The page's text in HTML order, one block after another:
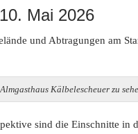
Mai 2026
und Abtragungen am
Kälbelescheuer zu
sind die Einschnitte in